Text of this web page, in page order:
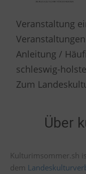
Veranstaltung
Anleitung /
schleswig-
Zum
Über
Kulturimsommer.sh
dem